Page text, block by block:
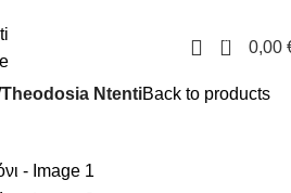
0 0,00
Theodosia NtentiBack to products